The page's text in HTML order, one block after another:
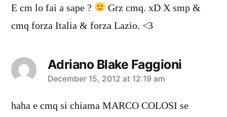
E cm lo fai a sape ?
Grz cmq. xD X smp &
cmq forza Italia & forza Lazio. <3
Adriano Blake Faggioni
says:
December 15, 2012 at 12:19 am
haha e cmq si chiama MARCO COLOSI se